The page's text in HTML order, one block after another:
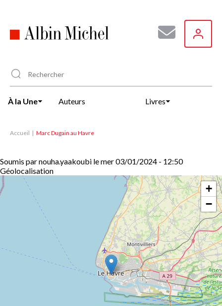
principal
À la Une Auteurs Livres
Accueil Marc Dugain au Havre
Soumis parnouha.yaakoubi lemer 03/01/2024 - 12:50
Géolocalisation
+
−